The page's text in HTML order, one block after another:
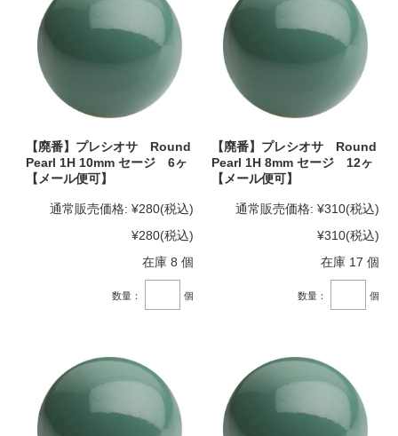
【廃番】プレシオサ Round
Pearl 1H 10mm セージ 6ヶ
【メール便可】
通常販売価格: ¥280(税込)
¥280(税込)
在庫 8 個
数量： 個
【廃番】プレシオサ Round
Pearl 1H 8mm セージ 12ヶ
【メール便可】
通常販売価格: ¥310(税込)
¥310(税込)
在庫 17 個
数量： 個